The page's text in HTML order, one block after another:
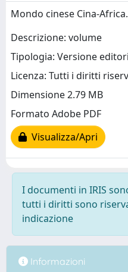
Mondo cinese Cina-
Descrizione: volume
Tipologia: Versione
Licenza: Tutti i diritti
Dimensione 2.79 MB
Formato Adobe PDF
Visualizza/Apri
I documenti in IRIS
tutti i diritti sono
indicazione
Informazioni